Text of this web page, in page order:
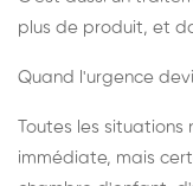
plus de produit, et
Quand l'urgence
Toutes les
immédiate, mais